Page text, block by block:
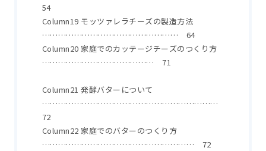
54
Column19 モッツァレラチーズの製造方法
…………………………………………… 64
Column20 家庭でのカッテージチーズのつくり方
…………………………………… 71
Column21 発酵バターについて
…………………………………………………………
72
Column22 家庭でのバターのつくり方
………………………………………………… 72